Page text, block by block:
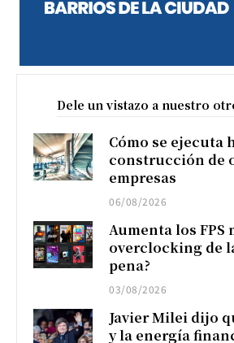
Dele un vistazo a nuestro
Cómo se ejecuta
construcción de
empresas
06/08/2026
Aumenta los FPS
overclocking de
pena?
03/08/2026
Javier Milei dijo
y la energía